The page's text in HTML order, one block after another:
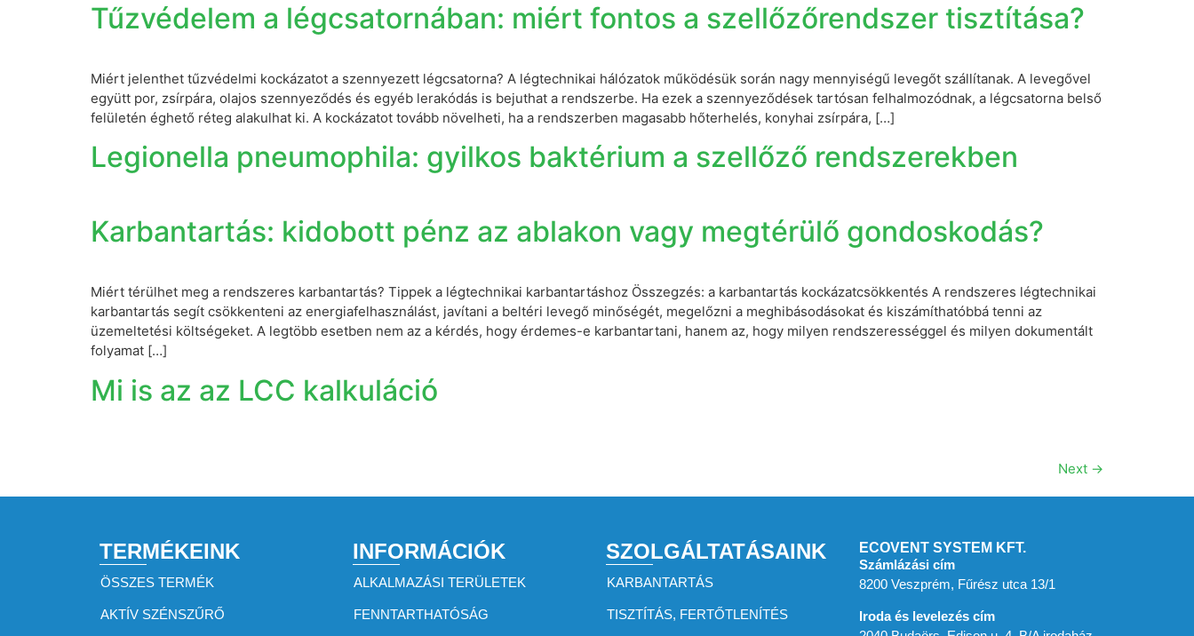
Tűzvédelem a légcsatornában: miért fontos a szellőzőrendszer tisztítása?
Miért jelenthet tűzvédelmi kockázatot a szennyezett légcsatorna? A légtechnikai hálózatok működésük során nagy mennyiségű levegőt szállítanak. A levegővel
együtt por, zsírpára, olajos szennyeződés és egyéb lerakódás is bejuthat a rendszerbe. Ha ezek a szennyeződések tartósan felhalmozódnak, a légcsatorna belső
felületén éghető réteg alakulhat ki. A kockázatot tovább növelheti, ha a rendszerben magasabb hőterhelés, konyhai zsírpára, […]
Legionella pneumophila: gyilkos baktérium a szellőző rendszerekben
Karbantartás: kidobott pénz az ablakon vagy megtérülő gondoskodás?
Miért térülhet meg a rendszeres karbantartás? Tippek a légtechnikai karbantartáshoz Összegzés: a karbantartás kockázatcsökkentés A rendszeres légtechnikai
karbantartás segít csökkenteni az energiafelhasználást, javítani a beltéri levegő minőségét, megelőzni a meghibásodásokat és kiszámíthatóbbá tenni az
üzemeltetési költségeket. A legtöbb esetben nem az a kérdés, hogy érdemes-e karbantartani, hanem az, hogy milyen rendszerességgel és milyen dokumentált
folyamat […]
Mi is az az LCC kalkuláció
Next →
TERMÉKEINK
ÖSSZES TERMÉK
AKTÍV SZÉNSZŰRŐ
INFORMÁCIÓK
ALKALMAZÁSI TERÜLETEK
FENNTARTHATÓSÁG
SZOLGÁLTATÁSAINK
KARBANTARTÁS
TISZTÍTÁS, FERTŐTLENÍTÉS
ECOVENT SYSTEM KFT.
Számlázási cím
8200 Veszprém, Fűrész utca 13/1
Iroda és levelezés cím